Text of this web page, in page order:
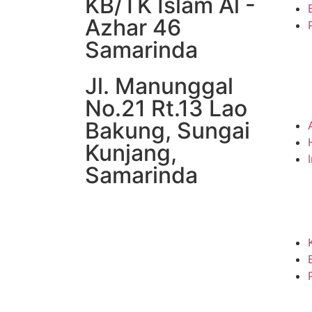
Azhar 46
Samarinda
Jl. Manunggal
No.21 Rt.13 Lao
Bakung, Sungai
Kunjang,
Samarinda